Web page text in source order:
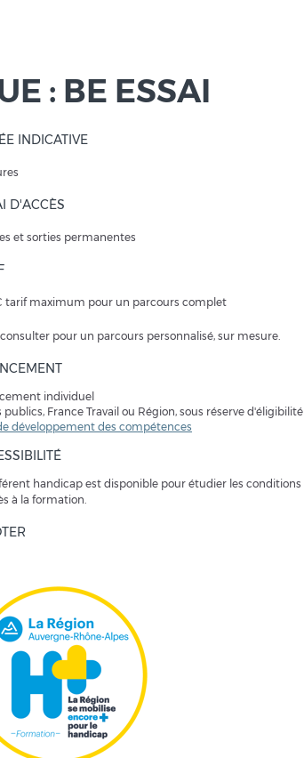
: BE ESSAI
INDICATIVE
D'ACCÈS
et sorties permanentes
tarif maximum pour un parcours complet
pour un parcours personnalisé, sur mesure.
individuel
publics, France Travail ou Région, sous réserve d'éligibilité
développement des compétences
handicap est disponible pour étudier les conditions
à la formation.